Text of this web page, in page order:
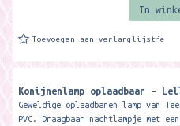
In
Toevoegen aan verlanglijstje
Konijnenlamp oplaadbaar -
Geweldige oplaadbaren lamp van
PVC. Draagbaar nachtlampje met